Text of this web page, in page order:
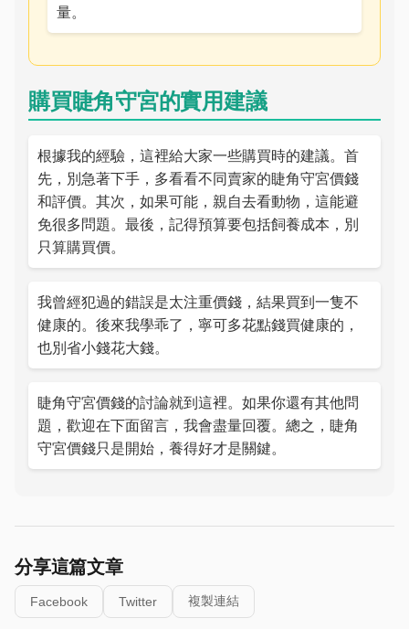
量。
購買睫角守宮的實用建議
根據我的經驗，這裡給大家一些購買時的建議。首
先，別急著下手，多看看不同賣家的睫角守宮價錢
和評價。其次，如果可能，親自去看動物，這能避
免很多問題。最後，記得預算要包括飼養成本，別
只算購買價。
我曾經犯過的錯誤是太注重價錢，結果買到一隻不
健康的。後來我學乖了，寧可多花點錢買健康的，
也別省小錢花大錢。
睫角守宮價錢的討論就到這裡。如果你還有其他問
題，歡迎在下面留言，我會盡量回覆。總之，睫角
守宮價錢只是開始，養得好才是關鍵。
分享這篇文章
Facebook Twitter 複製連結